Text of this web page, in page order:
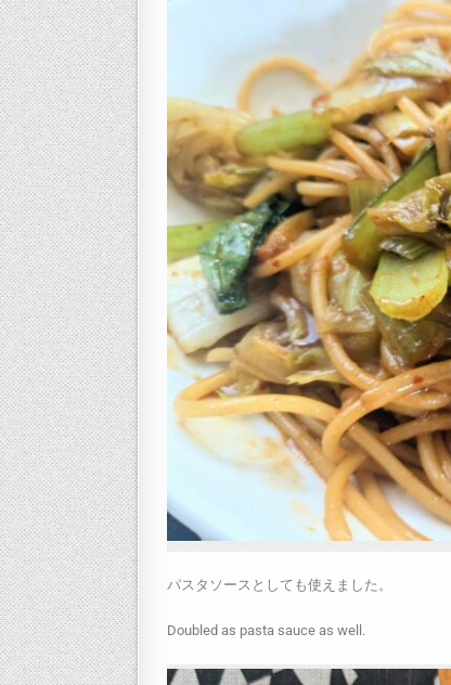
パスタソースとしても使えました。
Doubled as pasta sauce as well.